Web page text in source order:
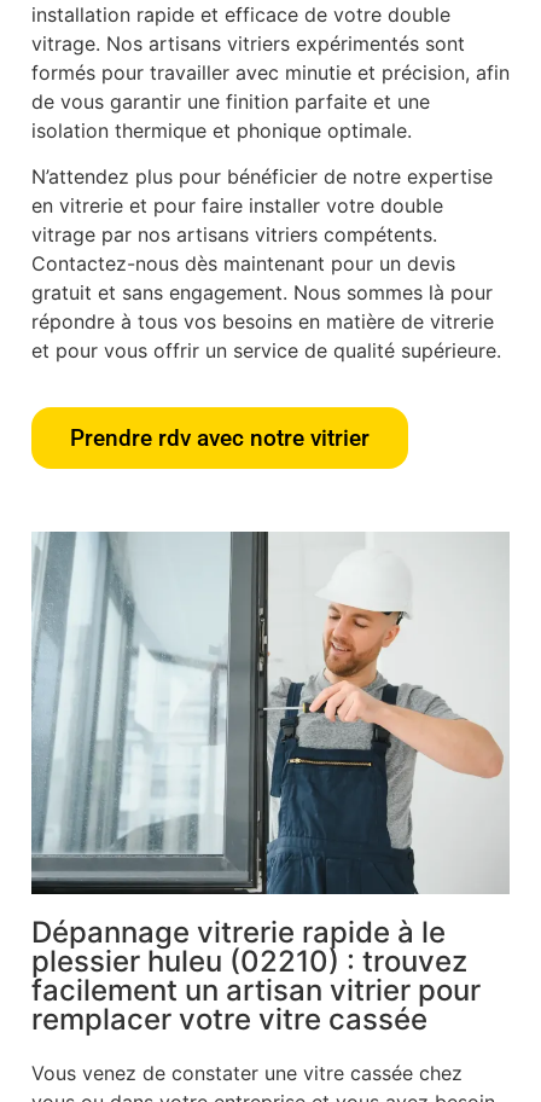
installation rapide et efficace de votre double
vitrage. Nos artisans vitriers expérimentés sont
formés pour travailler avec minutie et précision, afin
de vous garantir une finition parfaite et une
isolation thermique et phonique optimale.
N’attendez plus pour bénéficier de notre expertise
en vitrerie et pour faire installer votre double
vitrage par nos artisans vitriers compétents.
Contactez-nous dès maintenant pour un devis
gratuit et sans engagement. Nous sommes là pour
répondre à tous vos besoins en matière de vitrerie
et pour vous offrir un service de qualité supérieure.
Prendre rdv avec notre vitrier
Dépannage vitrerie rapide à le
plessier huleu (02210) : trouvez
facilement un artisan vitrier pour
remplacer votre vitre cassée
Vous venez de constater une vitre cassée chez